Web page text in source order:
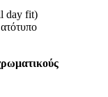
day fit)